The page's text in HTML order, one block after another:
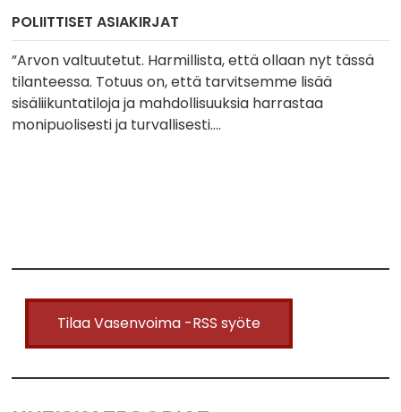
POLIITTISET ASIAKIRJAT
”Arvon valtuutetut. Harmillista, että ollaan nyt tässä
tilanteessa. Totuus on, että tarvitsemme lisää
sisäliikuntatiloja ja mahdollisuuksia harrastaa
monipuolisesti ja turvallisesti….
Tilaa Vasenvoima -RSS syöte